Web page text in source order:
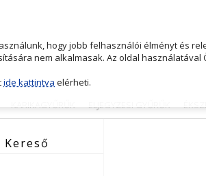
KARIKAGYŰRŰK ELJEGYZESI GYŰRŰK
Kereső
hogy jobb felhasználói élményt és
nem alkalmasak. Az oldal használatával
ide kattintva elérheti.